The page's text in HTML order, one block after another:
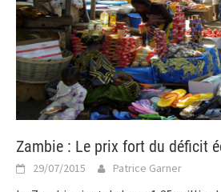
Zambie : Le prix fort du déficit
29/07/2015 Patrice Garner